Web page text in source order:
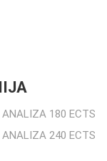
180 ECTS
240 ECTS